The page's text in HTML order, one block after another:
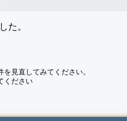
た。
見直してみてください。
ください